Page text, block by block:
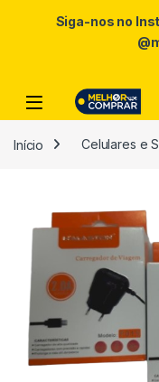
Siga-nos no
Skip to navigation
Skip to content
Início Celulares e